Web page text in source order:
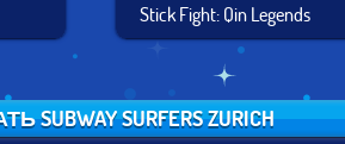
Stick Fight: Qin Legends
SUBWAY SURFERS ZURICH